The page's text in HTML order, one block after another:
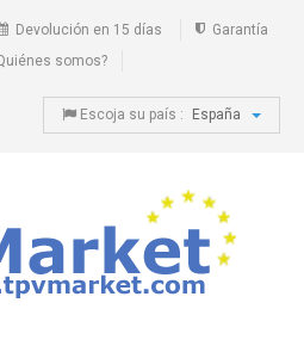
Devolución en 15 días
Garantía
somos?
Escoja su país : España